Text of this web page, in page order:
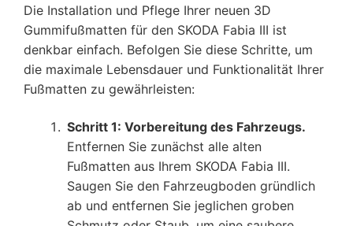
Die Installation und Pflege Ihrer neuen 3D
Gummifußmatten für den SKODA Fabia III ist
denkbar einfach. Befolgen Sie diese Schritte, um
die maximale Lebensdauer und Funktionalität Ihrer
Fußmatten zu gewährleisten:
Schritt 1: Vorbereitung des Fahrzeugs.
Entfernen Sie zunächst alle alten
Fußmatten aus Ihrem SKODA Fabia III.
Saugen Sie den Fahrzeugboden gründlich
ab und entfernen Sie jeglichen groben